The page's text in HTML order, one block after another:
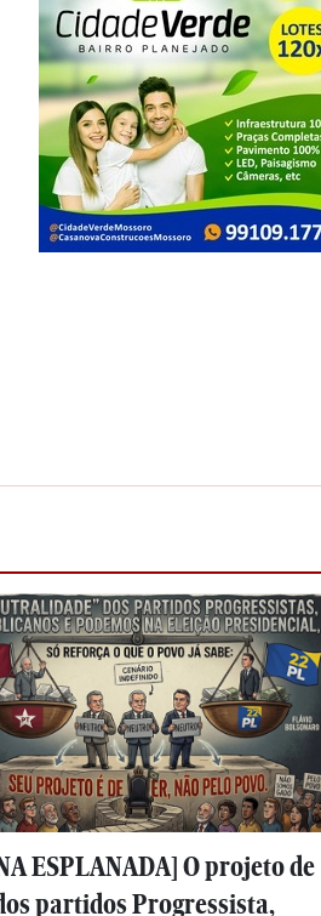
ESPLANADA] O projeto de
partidos Progressista,